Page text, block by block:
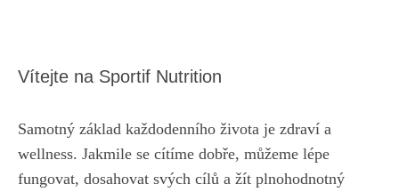
Vítejte na Sportif Nutrition
Samotný základ každodenního života je zdraví a
wellness. Jakmile se cítíme dobře, můžeme lépe
fungovat, dosahovat svých cílů a žít plnohodnotný